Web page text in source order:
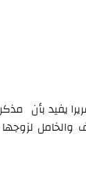
يفيد بأن
لزوجها